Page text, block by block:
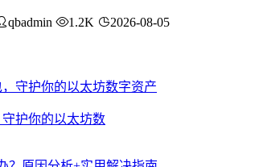
qbadmin 1.2K 2026-08-05
护你的以太坊数